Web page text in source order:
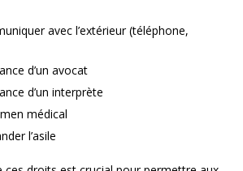
avec l’extérieur (téléphone,
d’un avocat
d’un interprète
médical
l’asile